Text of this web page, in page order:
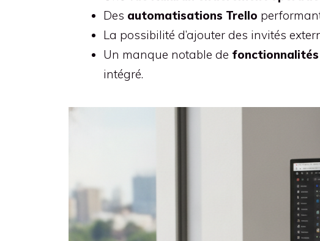
Des automatisations Trello
La possibilité d’ajouter des invités
Un manque notable de fonctionnalités
intégré.